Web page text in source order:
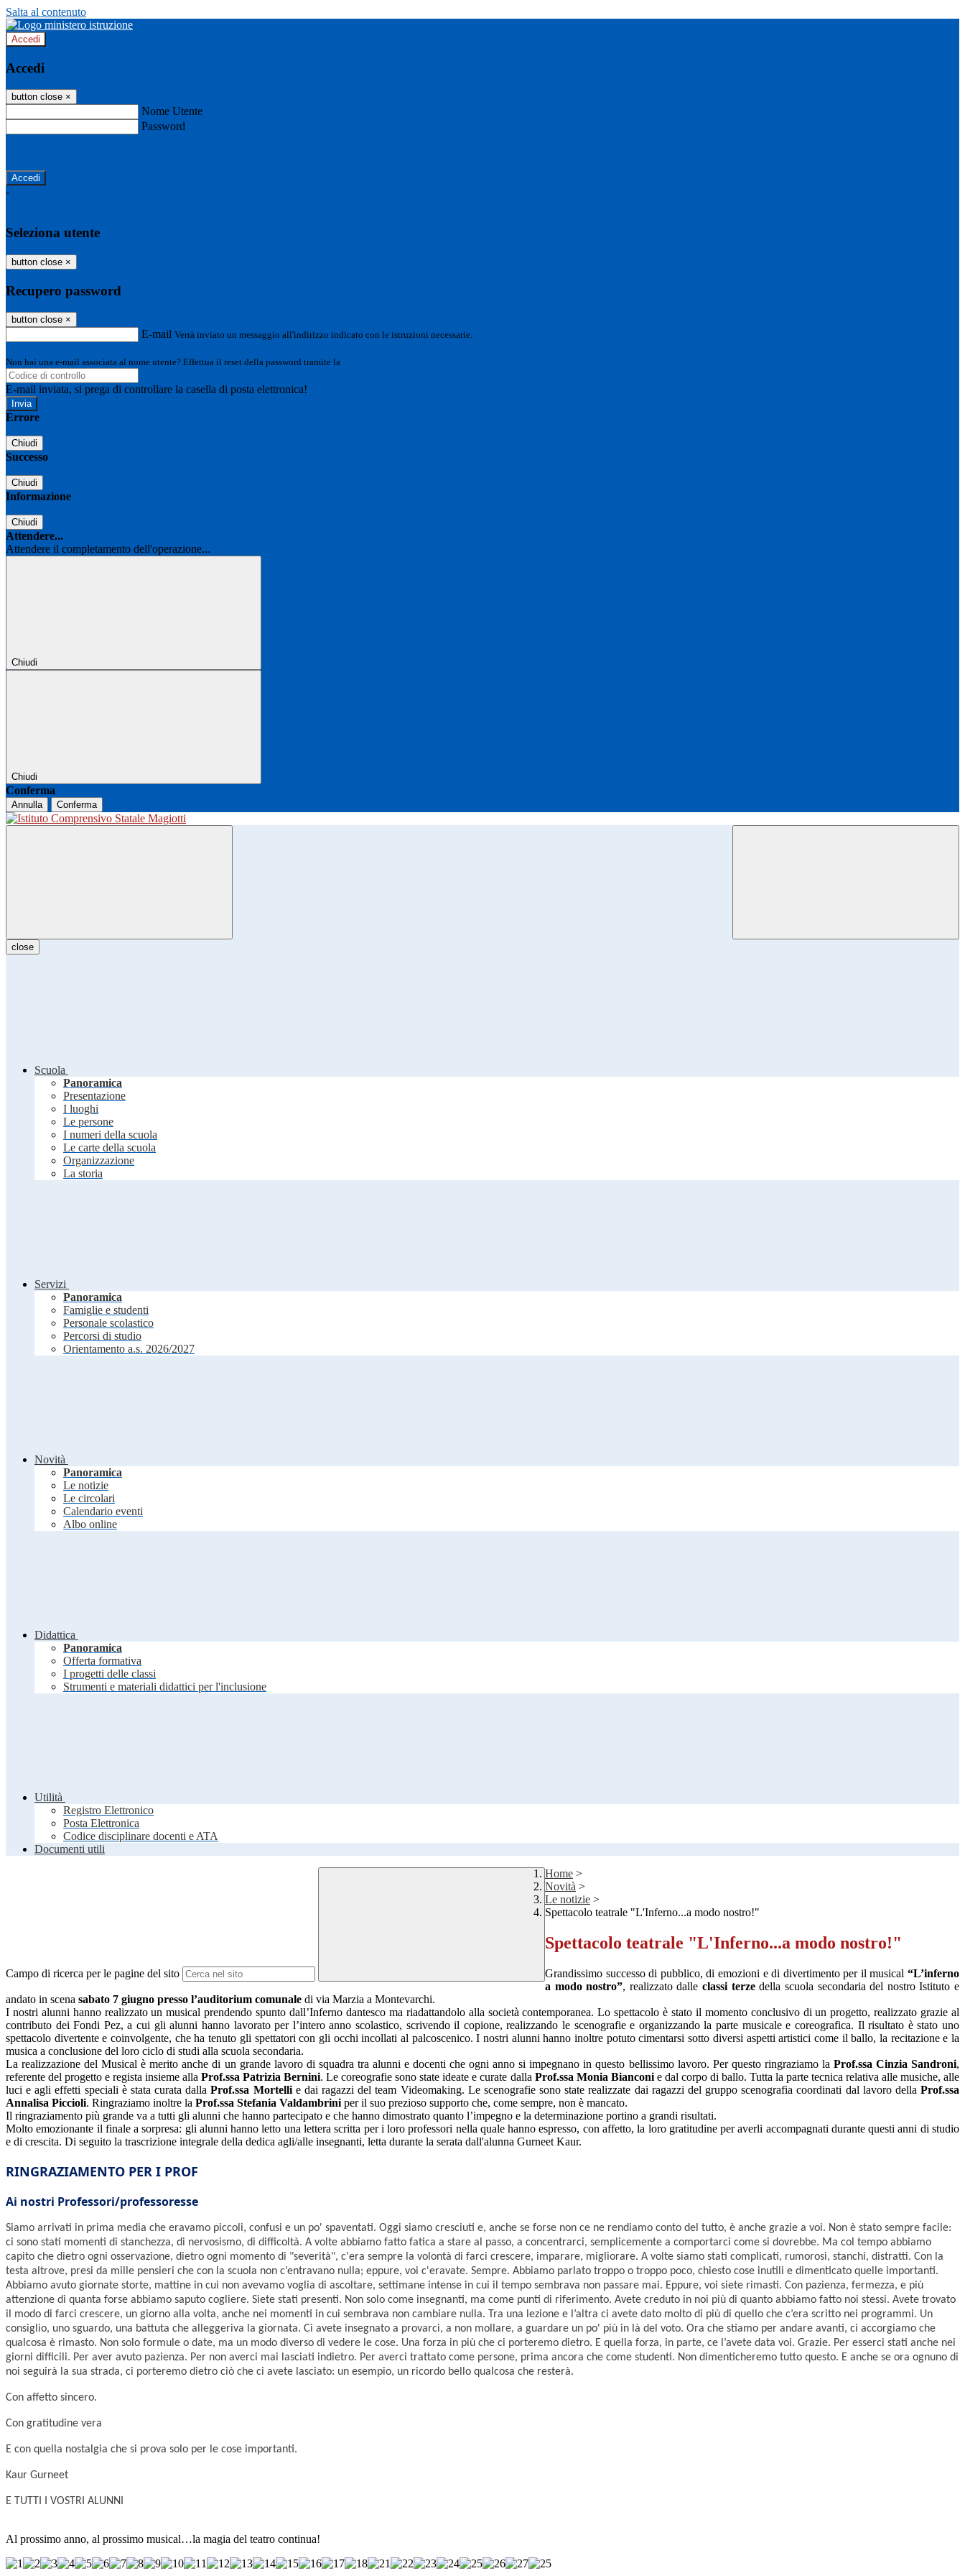
Salta al contenuto
Accedi
Accedi
button close ×
Nome Utente
Password
-
Seleziona utente
button close ×
Recupero password
button close ×
E-mail Verrà inviato un messaggio all'indirizzo indicato con le istruzioni necessarie.
Non hai una e-mail associata al nome utente? Effettua il reset della password tramite la
E-mail inviata, si prega di controllare la casella di posta elettronica!
Errore
Chiudi
Successo
Chiudi
Informazione
Chiudi
Attendere...
Attendere il completamento dell'operazione...
Chiudi
Chiudi
Conferma
Annulla Conferma
close
Scuola
Panoramica
Presentazione
I luoghi
Le persone
I numeri della scuola
Le carte della scuola
Organizzazione
La storia
Servizi
Panoramica
Famiglie e studenti
Personale scolastico
Percorsi di studio
Orientamento a.s. 2026/2027
Novità
Panoramica
Le notizie
Le circolari
Calendario eventi
Albo online
Didattica
Panoramica
Offerta formativa
I progetti delle classi
Strumenti e materiali didattici per l'inclusione
Utilità
Registro Elettronico
Posta Elettronica
Codice disciplinare docenti e ATA
Documenti utili
Campo di ricerca per le pagine del sito
Home >
Novità >
Le notizie >
Spettacolo teatrale "L'Inferno...a modo nostro!"
Spettacolo teatrale "L'Inferno...a modo nostro!"
Grandissimo successo di pubblico, di emozioni e di divertimento per il musical “L’inferno
a modo nostro”, realizzato dalleclassi terzedella scuola secondaria del nostro Istituto e
andato in scena sabato 7 giugno presso l’auditorium comunale di via Marzia a Montevarchi.
I nostri alunni hanno realizzato un musical prendendo spunto dall’Inferno dantesco ma riadattandolo alla società contemporanea. Lo spettacolo è stato il momento conclusivo di un progetto, realizzato grazie al
contributo dei Fondi Pez, a cui gli alunni hanno lavorato per l’intero anno scolastico, scrivendo il copione, realizzando le scenografie e organizzando la parte musicale e coreografica. Il risultato è stato uno
spettacolo divertente e coinvolgente, che ha tenuto gli spettatori con gli occhi incollati al palcoscenico. I nostri alunni hanno inoltre potuto cimentarsi sotto diversi aspetti artistici come il ballo, la recitazione e la
musica a conclusione del loro ciclo di studi alla scuola secondaria.
La realizzazione del Musical è merito anche di un grande lavoro di squadra tra alunni e docenti che ogni anno si impegnano in questo bellissimo lavoro. Per questo ringraziamo la Prof.ssa Cinzia Sandroni,
referente del progetto e regista insieme allaProf.ssa Patrizia Bernini. Le coreografie sono state ideate e curate dalla Prof.ssa Monia Bianconie dal corpo di ballo. Tutta la parte tecnica relativa alle musiche, alle
luci e agli effetti speciali è stata curata dallaProf.ssa Mortelli e dai ragazzi del team Videomaking. Le scenografie sono state realizzate dai ragazzi del gruppo scenografia coordinati dal lavoro dellaProf.ssa
Annalisa Piccioli. Ringraziamo inoltre la Prof.ssa Stefania Valdambrini per il suo prezioso supporto che, come sempre, non è mancato.
Il ringraziamento più grande va a tutti gli alunni che hanno partecipato e che hanno dimostrato quanto l’impegno e la determinazione portino a grandi risultati.
Molto emozionante il finale a sorpresa: gli alunni hanno letto una lettera scritta per i loro professori nella quale hanno espresso, con affetto, la loro gratitudine per averli accompagnati durante questi anni di studio
e di crescita. Di seguito la trascrizione integrale della dedica agli/alle insegnanti, letta durante la serata dall'alunna Gurneet Kaur.
RINGRAZIAMENTO PER I PROF
Ai nostri Professori/professoresse
Siamo arrivati in prima media che eravamo piccoli, confusi e un po' spaventati. Oggi siamo cresciuti e, anche se forse non ce ne rendiamo conto del tutto, è anche grazie a voi. Non è stato sempre facile:
ci sono stati momenti di stanchezza, di nervosismo, di difficoltà. A volte abbiamo fatto fatica a stare al passo, a concentrarci, semplicemente a comportarci come si dovrebbe. Ma col tempo abbiamo
capito che dietro ogni osservazione, dietro ogni momento di "severità", c'era sempre la volontà di farci crescere, imparare, migliorare. A volte siamo stati complicati, rumorosi, stanchi, distratti. Con la
testa altrove, presi da mille pensieri che con la scuola non c’entravano nulla; eppure, voi c'eravate. Sempre. Abbiamo parlato troppo o troppo poco, chiesto cose inutili e dimenticato quelle importanti.
Abbiamo avuto giornate storte, mattine in cui non avevamo voglia di ascoltare, settimane intense in cui il tempo sembrava non passare mai. Eppure, voi siete rimasti. Con pazienza, fermezza, e più
attenzione di quanta forse abbiamo saputo cogliere. Siete stati presenti. Non solo come insegnanti, ma come punti di riferimento. Avete creduto in noi più di quanto abbiamo fatto noi stessi. Avete trovato
il modo di farci crescere, un giorno alla volta, anche nei momenti in cui sembrava non cambiare nulla. Tra una lezione e l’altra ci avete dato molto di più di quello che c’era scritto nei programmi. Un
consiglio, uno sguardo, una battuta che alleggeriva la giornata. Ci avete insegnato a provarci, a non mollare, a guardare un po' più in là del voto. Ora che stiamo per andare avanti, ci accorgiamo che
qualcosa è rimasto. Non solo formule o date, ma un modo diverso di vedere le cose. Una forza in più che ci porteremo dietro. E quella forza, in parte, ce l’avete data voi. Grazie. Per esserci stati anche nei
giorni difficili. Per aver avuto pazienza. Per non averci mai lasciati indietro. Per averci trattato come persone, prima ancora che come studenti. Non dimenticheremo tutto questo. E anche se ora ognuno di
noi seguirà la sua strada, ci porteremo dietro ciò che ci avete lasciato: un esempio, un ricordo bello qualcosa che resterà.
Con affetto sincero.
Con gratitudine vera
E con quella nostalgia che si prova solo per le cose importanti.
Kaur Gurneet
E TUTTI I VOSTRI ALUNNI
Al prossimo anno, al prossimo musical…la magia del teatro continua!